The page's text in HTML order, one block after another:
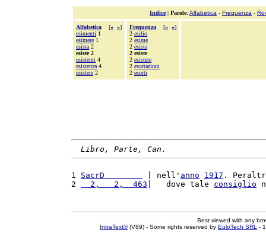
Indice| Parole: Alfabetica - Frequenza -
Alfabetica [« »]
esimenti 1
esimere 1
esista 2
esiste 2
esistenti 4
esistenza 4
esistere 2
Frequenza [« »]
2 esilio
2 esime
2 esista
2 esiste
2 esistere
2 esortazioni
2 esorti
Libro, Parte, Can.
1 SacrD | nell' anno 1917 .
2
  2,   2,  463
|   dove tale consiglio
Best viewed with any
IntraText®(V89) - Some rights reserved by EuloTech SRL -